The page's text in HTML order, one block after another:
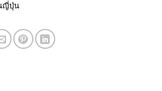
ญี่ปุ่น